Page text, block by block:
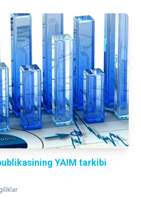
YAIM tarkibi